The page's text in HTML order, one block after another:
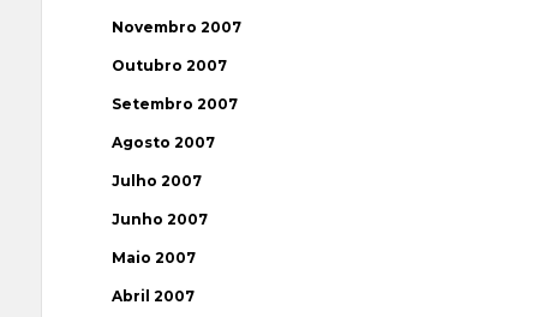
Novembro 2007
Outubro 2007
Setembro 2007
Agosto 2007
Julho 2007
Junho 2007
Maio 2007
Abril 2007